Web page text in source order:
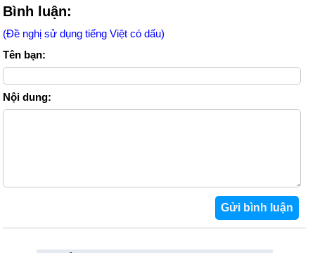
Bình luận:
(Đề nghị sử dụng tiếng Việt có dấu)
Tên bạn:
Nội dung: